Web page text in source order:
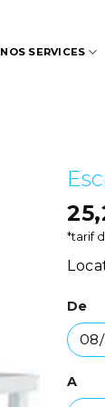
NOS SERVICES
*tarif
De
A